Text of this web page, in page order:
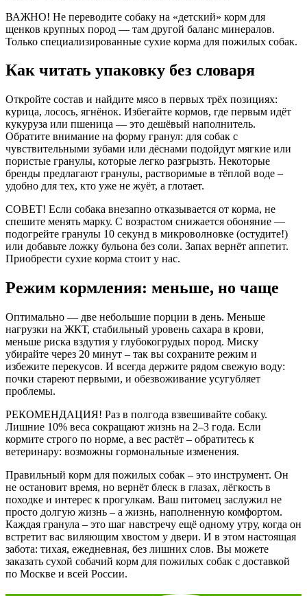
ВАЖНО! Не переводите собаку на «детский» корм для
щенков крупных пород — там другой баланс минералов.
Только специализированные сухие корма для пожилых собак.
Как читать упаковку без словаря
Откройте состав и найдите мясо в первых трёх позициях:
курица, лосось, ягнёнок. Избегайте кормов, где первым идёт
кукуруза или пшеница — это дешёвый наполнитель.
Обратите внимание на форму гранул: для собак с
чувствительными зубами или дёснами подойдут мягкие или
пористые гранулы, которые легко разгрызть. Некоторые
бренды предлагают гранулы, растворимые в тёплой воде –
удобно для тех, кто уже не жуёт, а глотает.
СОВЕТ! Если собака внезапно отказывается от корма, не
спешите менять марку. С возрастом снижается обоняние —
подогрейте гранулы 10 секунд в микроволновке (остудите!)
или добавьте ложку бульона без соли. Запах вернёт аппетит.
Приобрести сухие корма стоит у нас.
Режим кормления: меньше, но чаще
Оптимально — две небольшие порции в день. Меньше
нагрузки на ЖКТ, стабильный уровень сахара в крови,
меньше риска вздутия у глубокогрудых пород. Миску
убирайте через 20 минут – так вы сохраните режим и
избежите перекусов. И всегда держите рядом свежую воду:
почки стареют первыми, и обезвоживание усугубляет
проблемы.
РЕКОМЕНДАЦИЯ! Раз в полгода взвешивайте собаку.
Лишние 10% веса сокращают жизнь на 2–3 года. Если
кормите строго по норме, а вес растёт – обратитесь к
ветеринару: возможны гормональные изменения.
Правильный корм для пожилых собак – это инструмент. Он
не остановит время, но вернёт блеск в глазах, лёгкость в
походке и интерес к прогулкам. Ваш питомец заслужил не
просто долгую жизнь – а жизнь, наполненную комфортом.
Каждая гранула – это шаг навстречу ещё одному утру, когда он
встретит вас виляющим хвостом у двери. И в этом настоящая
забота: тихая, ежедневная, без лишних слов. Вы можете
заказать сухой собачий корм для пожилых собак с доставкой
по Москве и всей России.